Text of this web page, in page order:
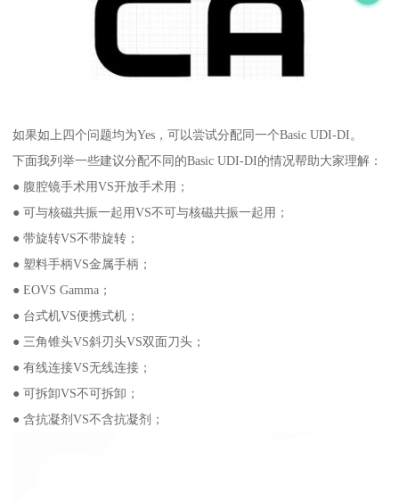
如果如上四个问题均为Yes，可以尝试分配同一个Basic UDI-DI。
下面我列举一些建议分配不同的Basic UDI-DI的情况帮助大家理解：
● 腹腔镜手术用VS开放手术用；
● 可与核磁共振一起用VS不可与核磁共振一起用；
● 带旋转VS不带旋转；
● 塑料手柄VS金属手柄；
● EOVS Gamma；
● 台式机VS便携式机；
● 三角锥头VS斜刃头VS双面刀头；
● 有线连接VS无线连接；
● 可拆卸VS不可拆卸；
● 含抗凝剂VS不含抗凝剂；